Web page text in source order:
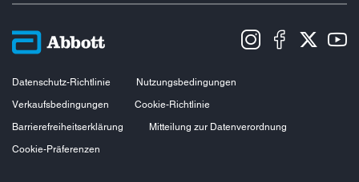
Datenschutz-Richtlinie
Nutzungsbedingungen
Verkaufsbedingungen
Cookie-Richtlinie
Barrierefreiheitserklärung
Mitteilung zur Datenverordnung
Cookie-Präferenzen